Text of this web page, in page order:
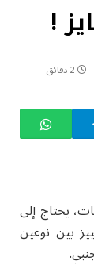
!
2 دقائق
يحتاج إلى
بين نوعين